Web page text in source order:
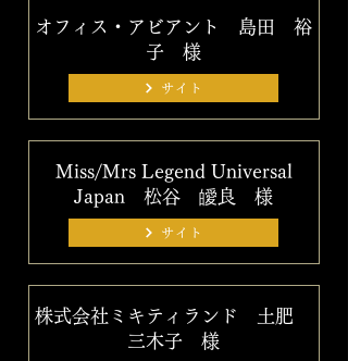
オフィス・アビアント 島田 裕
子 様
サイト
Miss/Mrs Legend Universal
Japan 松谷 皧良 様
サイト
株式会社ミキティランド 土肥
三木子 様